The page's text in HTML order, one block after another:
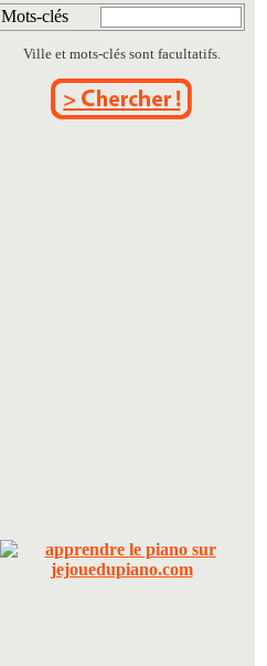
Mots-clés
Ville et mots-clés sont facultatifs.